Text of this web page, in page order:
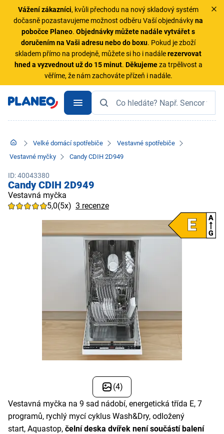
Vážení zákazníci, kvůli přechodu na nový skladový systém
dočasně pozastavujeme možnost odběru Vaší objednávkyna
pobočce Planeo.Objednávky můžete nadále vytvářet s
doručením na Vaši adresu nebo do boxu. Pokud je zboží
skladem přímo na prodejně, můžete si ho i nadálerezervovat
hned a vyzvednout už do 15 minut. Děkujemeza trpělivost a
věříme, že nám zachováte přízeň i nadále.
Velké domácí spotřebiče
Vestavné spotřebiče
Vestavné myčky
Candy CDIH 2D949
ID: 40043380
Candy CDIH 2D949
Vestavná myčka
5,0(5x) 3 recenze
(4)
Vestavná myčka na 9 sad nádobí, energetická třída E, 7
programů, rychlý mycí cyklus Wash&Dry, odložený
start, Aquastop, čelní deska dvířek není součástí balení